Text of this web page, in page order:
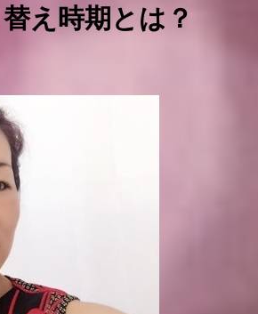
え時期とは？